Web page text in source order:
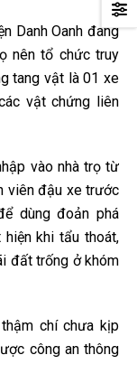
Danh Oanh đang
nên tổ chức truy
tang vật là 01 xe
vật chứng liên
vào nhà trọ từ
viên đậu xe trước
dùng đoản phá
khi tẩu thoát,
đất trống ở khóm
chí chưa kịp
công an thông